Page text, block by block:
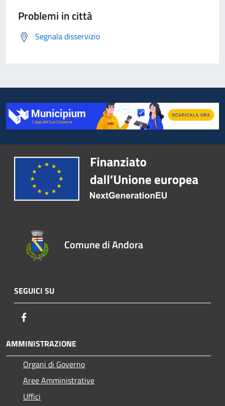
Problemi in città
Segnala disservizio
Comune di Andora
SEGUICI SU
AMMINISTRAZIONE
Organi di Governo
Aree Amministrative
Uffici